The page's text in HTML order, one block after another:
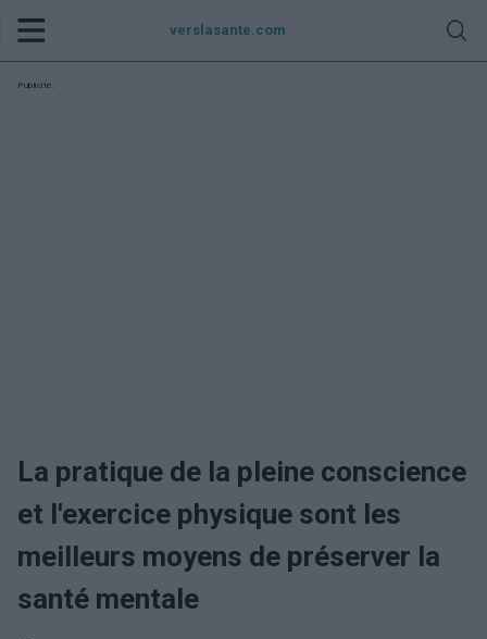
verslasante.com
Publicité:
La pratique de la pleine conscience
et l'exercice physique sont les
meilleurs moyens de préserver la
santé mentale